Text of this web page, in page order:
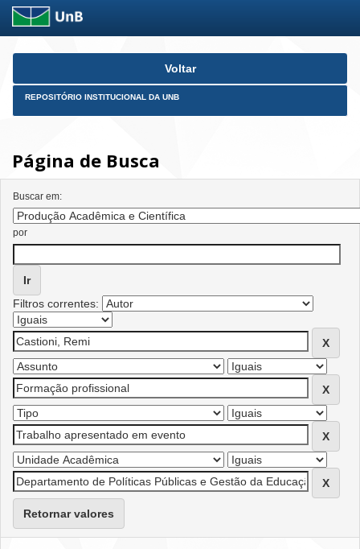
Skip
Voltar
REPOSITÓRIO INSTITUCIONAL DA UNB
Página de Busca
Buscar em:
por
Filtros correntes:
Retornar valores